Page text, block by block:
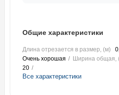
Общие характеристики
Длина отрезается в размер, (м)
Очень хорошая
Ширина общая,
20
Все характеристики